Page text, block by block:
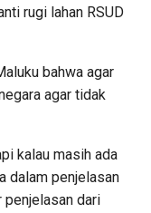
rugi lahan RSUD
bahwa agar
agar tidak
kalau masih ada
dalam penjelasan
penjelasan dari